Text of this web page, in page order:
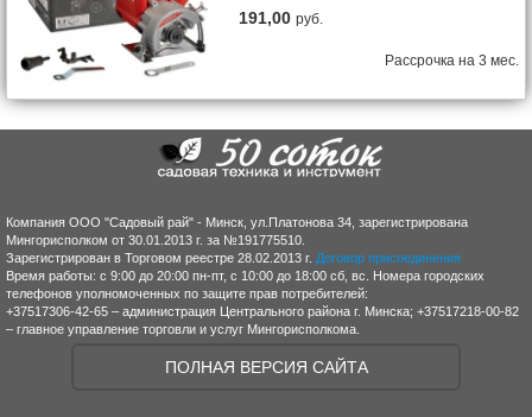
191,00руб.
Рассрочка на 3 мес.
Компания ООО "Садовый рай" - Минск, ул.Платонова 34, зарегистрирована
Мингорисполком от 30.01.2013 г. за №191775510.
Зарегистрирован в Торговом реестре 28.02.2013 г. Договор присоединения
Время работы: с 9:00 до 20:00 пн-пт, с 10:00 до 18:00 сб, вс. Номера городских
телефонов уполномоченных по защите прав потребителей:
+37517306-42-65 – администрация Центрального района г. Минска; +37517218-00-82
– главное управление торговли и услуг Мингорисполкома.
ПОЛНАЯ ВЕРСИЯ САЙТА